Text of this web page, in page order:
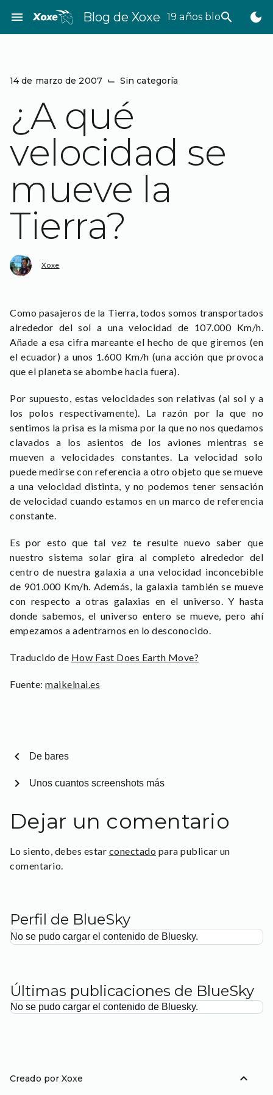
contenido
menu Blog de Xoxe 19 años bloggeando
search dark_mode
14 de marzo de 2007 ⌙ Sin categoría
¿A qué
velocidad se
mueve la
Tierra?
Xoxe
Como pasajeros de la Tierra, todos somos transportados
alrededor del sol a una velocidad de 107.000 Km/h.
Añade a esa cifra mareante el hecho de que giremos (en
el ecuador) a unos 1.600 Km/h (una acción que provoca
que el planeta se abombe hacia fuera).
Por supuesto, estas velocidades son relativas (al sol y a
los polos respectivamente). La razón por la que no
sentimos la prisa es la misma por la que no nos quedamos
clavados a los asientos de los aviones mientras se
mueven a velocidades constantes. La velocidad solo
puede medirse con referencia a otro objeto que se mueve
a una velocidad distinta, y no podemos tener sensación
de velocidad cuando estamos en un marco de referencia
constante.
Es por esto que tal vez te resulte nuevo saber que
nuestro sistema solar gira al completo alrededor del
centro de nuestra galaxia a una velocidad inconcebible
de 901.000 Km/h. Además, la galaxia también se mueve
con respecto a otras galaxias en el universo. Y hasta
donde sabemos, el universo entero se mueve, pero ahí
empezamos a adentrarnos en lo desconocido.
Traducido de How Fast Does Earth Move?
Fuente: maikelnai.es
chevron_left De bares
Unos cuantos screenshots más
chevron_right
Dejar un comentario
Lo siento, debes estar conectado para publicar un
comentario.
Perfil de BlueSky
No se pudo cargar el contenido de Bluesky.
Últimas publicaciones de BlueSky
No se pudo cargar el contenido de Bluesky.
Creado por Xoxe expand_less